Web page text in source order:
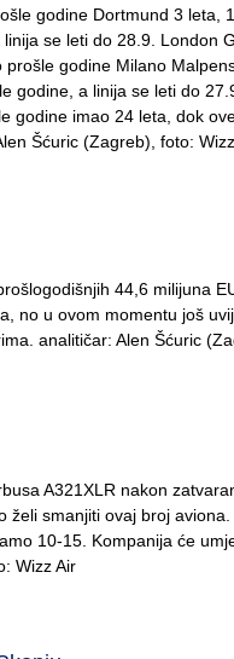
godine Dortmund 3 leta,
se leti do 28.9. London
godine Milano
godine, a linija se leti do
godine imao 24 leta, dok
Šćuric (Zagreb), foto:
44,6 milijuna
no u ovom momentu još
analitičar: Alen Šćuric
A321XLR nakon
želi smanjiti ovaj broj aviona.
10-15. Kompanija će
Wizz Air